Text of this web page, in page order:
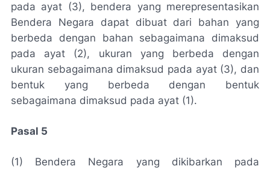
pada ayat (3), bendera yang merepresentasikan
Bendera Negara dapat dibuat dari bahan yang
berbeda dengan bahan sebagaimana dimaksud
pada ayat (2), ukuran yang berbeda dengan
ukuran sebagaimana dimaksud pada ayat (3), dan
bentuk yang berbeda dengan bentuk
sebagaimana dimaksud pada ayat (1).
Pasal 5
(1) Bendera Negara yang dikibarkan pada